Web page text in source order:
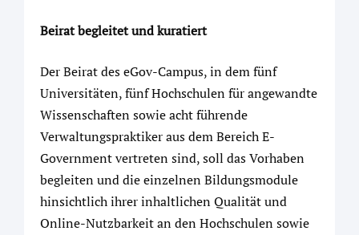
Beirat begleitet und kuratiert
Der Beirat des eGov-Campus, in dem fünf
Universitäten, fünf Hochschulen für angewandte
Wissenschaften sowie acht führende
Verwaltungspraktiker aus dem Bereich E-
Government vertreten sind, soll das Vorhaben
begleiten und die einzelnen Bildungsmodule
hinsichtlich ihrer inhaltlichen Qualität und
Online-Nutzbarkeit an den Hochschulen sowie